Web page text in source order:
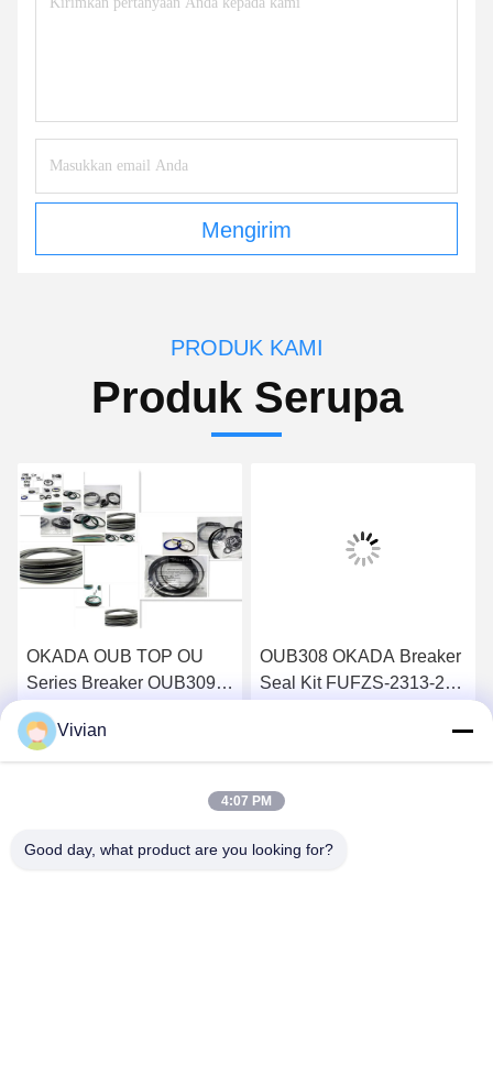
Mengirim
PRODUK KAMI
Produk Serupa
OKADA OUB TOP OU
Series Breaker OUB309
FUGBU G115 Kit Segel
Silinder Hidraulik
Dapatkan Harga Terbaik
OUB308 OKADA Breaker
Seal Kit FUFZS-2313-28
Dapatkan Harga Terbaik
Vivian
4:07 PM
Good day, what product are you looking for?